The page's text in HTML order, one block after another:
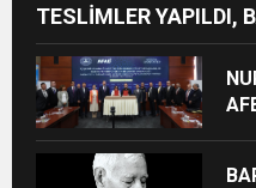
TESLİMLER YAPILDI,
KONUTUN TEMELİ